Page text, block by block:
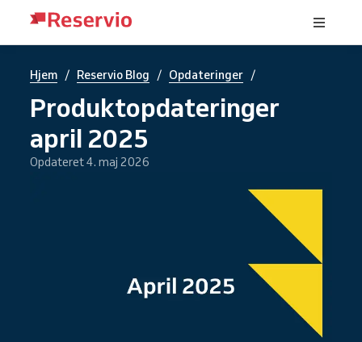
Hjem / Reservio Blog / Opdateringer /
Produktopdateringer
april 2025
Opdateret 4. maj 2026